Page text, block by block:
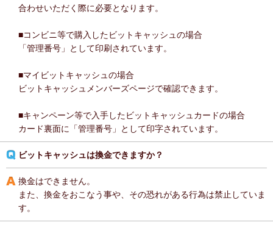
合わせいただく際に必要となります。
■コンビニ等で購入したビットキャッシュの場合
「管理番号」として印刷されています。
■マイビットキャッシュの場合
ビットキャッシュメンバーズページで確認できます。
■キャンペーン等で入手したビットキャッシュカードの場合
カード裏面に「管理番号」として印字されています。
ビットキャッシュは換金できますか？
換金はできません。
また、換金をおこなう事や、その恐れがある行為は禁止していま
す。